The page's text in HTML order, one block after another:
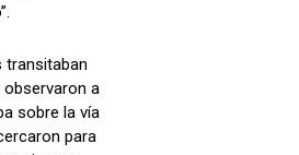
transitaban
observaron a
sobre la vía
para